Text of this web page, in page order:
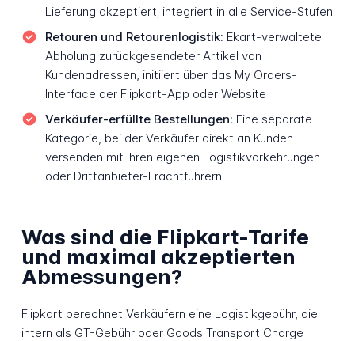
Lieferung akzeptiert; integriert in alle Service-Stufen
Retouren und Retourenlogistik: Ekart-verwaltete
Abholung zurückgesendeter Artikel von
Kundenadressen, initiiert über das My Orders-
Interface der Flipkart-App oder Website
Verkäufer-erfüllte Bestellungen: Eine separate
Kategorie, bei der Verkäufer direkt an Kunden
versenden mit ihren eigenen Logistikvorkehrungen
oder Drittanbieter-Frachtführern
Was sind die Flipkart-Tarife
und maximal akzeptierten
Abmessungen?
Flipkart berechnet Verkäufern eine Logistikgebühr, die
intern als GT-Gebühr oder Goods Transport Charge